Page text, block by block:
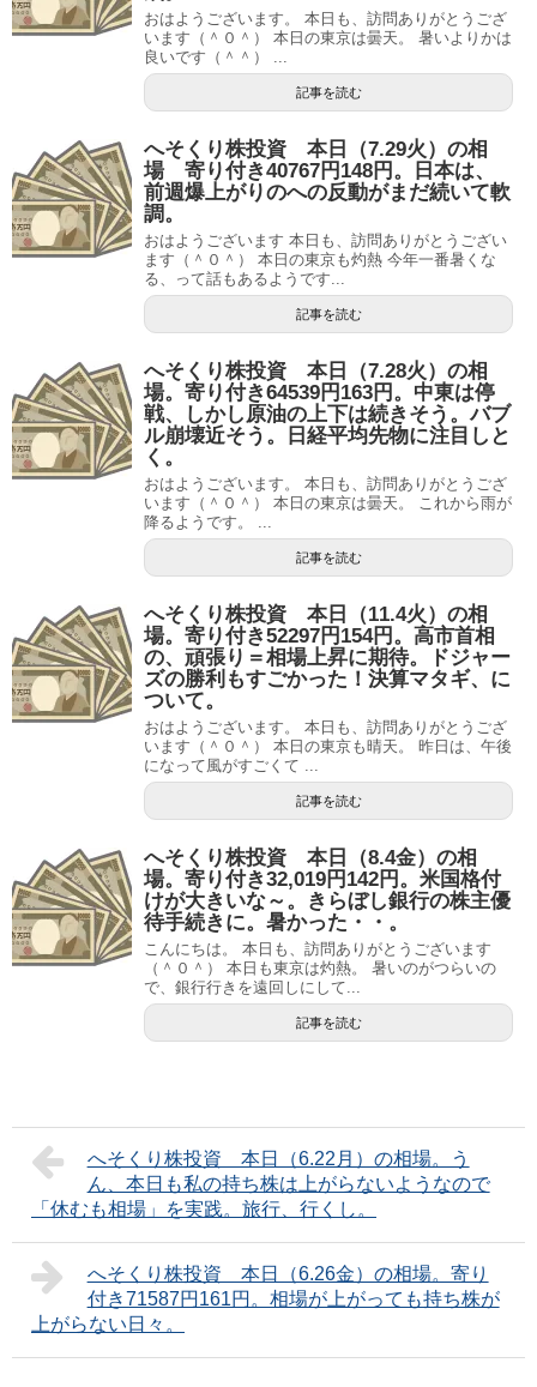
おはようございます。 本日も、訪問ありがとうござ
います（＾０＾） 本日の東京は曇天。 暑いよりかは
良いです（＾＾） ...
記事を読む
へそくり株投資 本日（7.29火）の相
場 寄り付き40767円148円。日本は、
前週爆上がりのへの反動がまだ続いて軟
調。
おはようございます 本日も、訪問ありがとうござい
ます（＾０＾） 本日の東京も灼熱 今年一番暑くな
る、って話もあるようです...
記事を読む
へそくり株投資 本日（7.28火）の相
場。寄り付き64539円163円。中東は停
戦、しかし原油の上下は続きそう。バブ
ル崩壊近そう。日経平均先物に注目しと
く。
おはようございます。 本日も、訪問ありがとうござ
います（＾０＾） 本日の東京は曇天。 これから雨が
降るようです。 ...
記事を読む
へそくり株投資 本日（11.4火）の相
場。寄り付き52297円154円。高市首相
の、頑張り＝相場上昇に期待。ドジャー
ズの勝利もすごかった！決算マタギ、に
ついて。
おはようございます。 本日も、訪問ありがとうござ
います（＾０＾） 本日の東京も晴天。 昨日は、午後
になって風がすごくて ...
記事を読む
へそくり株投資 本日（8.4金）の相
場。寄り付き32,019円142円。米国格付
けが大きいな～。きらぼし銀行の株主優
待手続きに。暑かった・・。
こんにちは。 本日も、訪問ありがとうございます
（＾０＾） 本日も東京は灼熱。 暑いのがつらいの
で、銀行行きを遠回しにして...
記事を読む
へそくり株投資 本日（6.22月）の相場。う
ん、本日も私の持ち株は上がらないようなので
「休むも相場」を実践。旅行、行くし。
へそくり株投資 本日（6.26金）の相場。寄り
付き71587円161円。相場が上がっても持ち株が
上がらない日々。